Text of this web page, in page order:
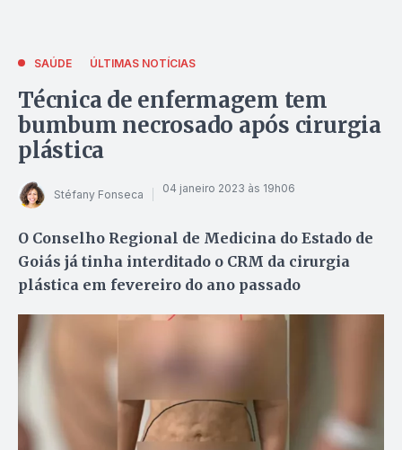
SAÚDE ÚLTIMAS NOTÍCIAS
Técnica de enfermagem tem
bumbum necrosado após cirurgia
plástica
Stéfany Fonseca 04 janeiro 2023 às 19h06
O Conselho Regional de Medicina do Estado de
Goiás já tinha interditado o CRM da cirurgia
plástica em fevereiro do ano passado